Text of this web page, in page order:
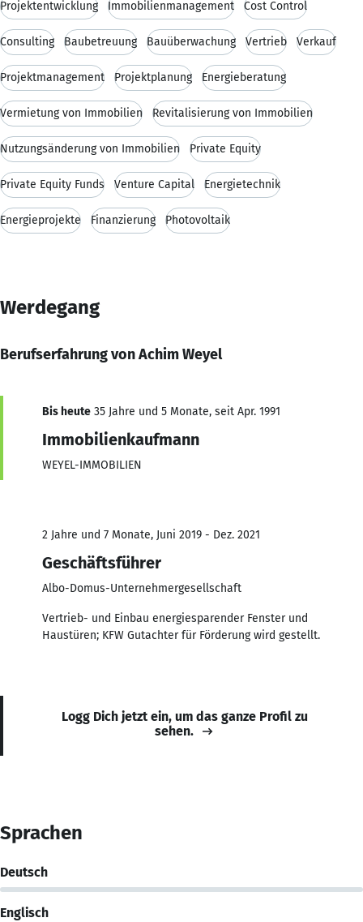
Projektentwicklung Immobilienmanagement Cost Control
Consulting Baubetreuung Bauüberwachung Vertrieb Verkauf
Projektmanagement Projektplanung Energieberatung
Vermietung von Immobilien Revitalisierung von Immobilien
Nutzungsänderung von Immobilien Private Equity
Private Equity Funds Venture Capital Energietechnik
Energieprojekte Finanzierung Photovoltaik
Werdegang
Berufserfahrung von Achim Weyel
Bis heute 35 Jahre und 5 Monate, seit Apr. 1991
Immobilienkaufmann
WEYEL-IMMOBILIEN
2 Jahre und 7 Monate, Juni 2019 - Dez. 2021
Geschäftsführer
Albo-Domus-Unternehmergesellschaft
Vertrieb- und Einbau energiesparender Fenster und
Haustüren; KFW Gutachter für Förderung wird gestellt.
Logg Dich jetzt ein, um das ganze Profil zu
sehen.
Sprachen
Deutsch
Englisch